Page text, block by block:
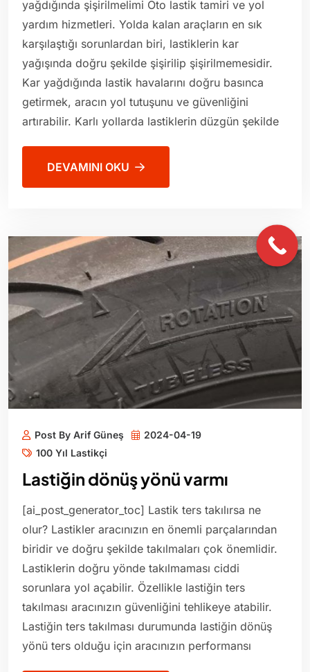
yağdığında şişirilmelimi Oto lastik tamiri ve yol
yardım hizmetleri. Yolda kalan araçların en sık
karşılaştığı sorunlardan biri, lastiklerin kar
yağışında doğru şekilde şişirilip şişirilmemesidir.
Kar yağdığında lastik havalarını doğru basınca
getirmek, aracın yol tutuşunu ve güvenliğini
artırabilir. Karlı yollarda lastiklerin düzgün şekilde
DEVAMINI OKU
Post By Arif Güneş
2024-04-19
100 Yıl Lastikçi
Lastiğin dönüş yönü varmı
[ai_post_generator_toc] Lastik ters takılırsa ne
olur? Lastikler aracınızın en önemli parçalarından
biridir ve doğru şekilde takılmaları çok önemlidir.
Lastiklerin doğru yönde takılmaması ciddi
sorunlara yol açabilir. Özellikle lastiğin ters
takılması aracınızın güvenliğini tehlikeye atabilir.
Lastiğin ters takılması durumunda lastiğin dönüş
yönü ters olduğu için aracınızın performansı